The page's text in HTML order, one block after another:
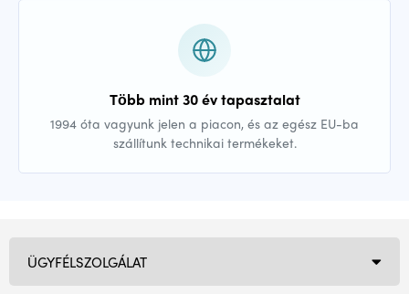
Több mint 30 év tapasztalat
1994 óta vagyunk jelen a piacon, és az egész EU-ba
szállítunk technikai termékeket.
ÜGYFÉLSZOLGÁLAT